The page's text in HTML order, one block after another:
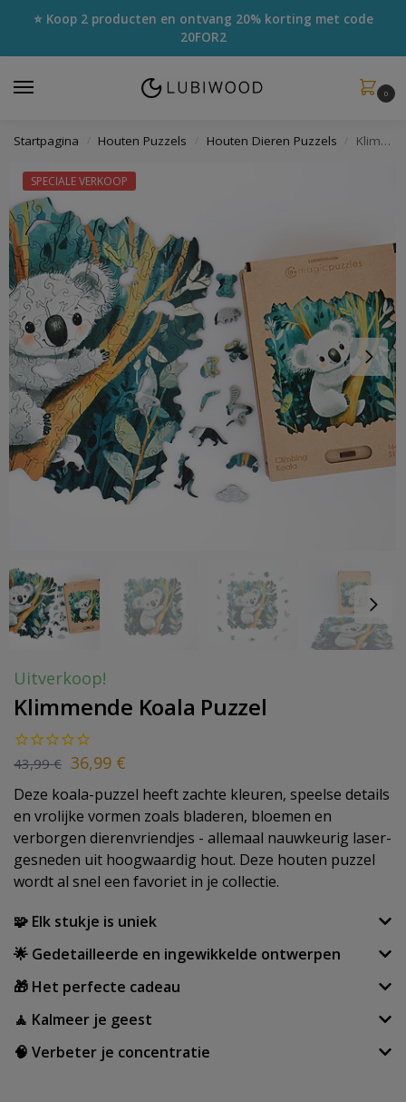
⭐ Koop 2 producten en ontvang 20% korting met code
20FOR2
0
Startpagina / Houten Puzzels / Houten Dieren Puzzels / Klimmende Koala Puzzel
SPECIALE VERKOOP
Uitverkoop!
Klimmende Koala Puzzel
43,99€ 36,99 €
Deze koala-puzzel heeft zachte kleuren, speelse details
en vrolijke vormen zoals bladeren, bloemen en
verborgen dierenvriendjes - allemaal nauwkeurig laser-
gesneden uit hoogwaardig hout. Deze houten puzzel
wordt al snel een favoriet in je collectie.
🧩 Elk stukje is uniek
🌟 Gedetailleerde en ingewikkelde ontwerpen
🎁 Het perfecte cadeau
🧘 Kalmeer je geest
🧠 Verbeter je concentratie